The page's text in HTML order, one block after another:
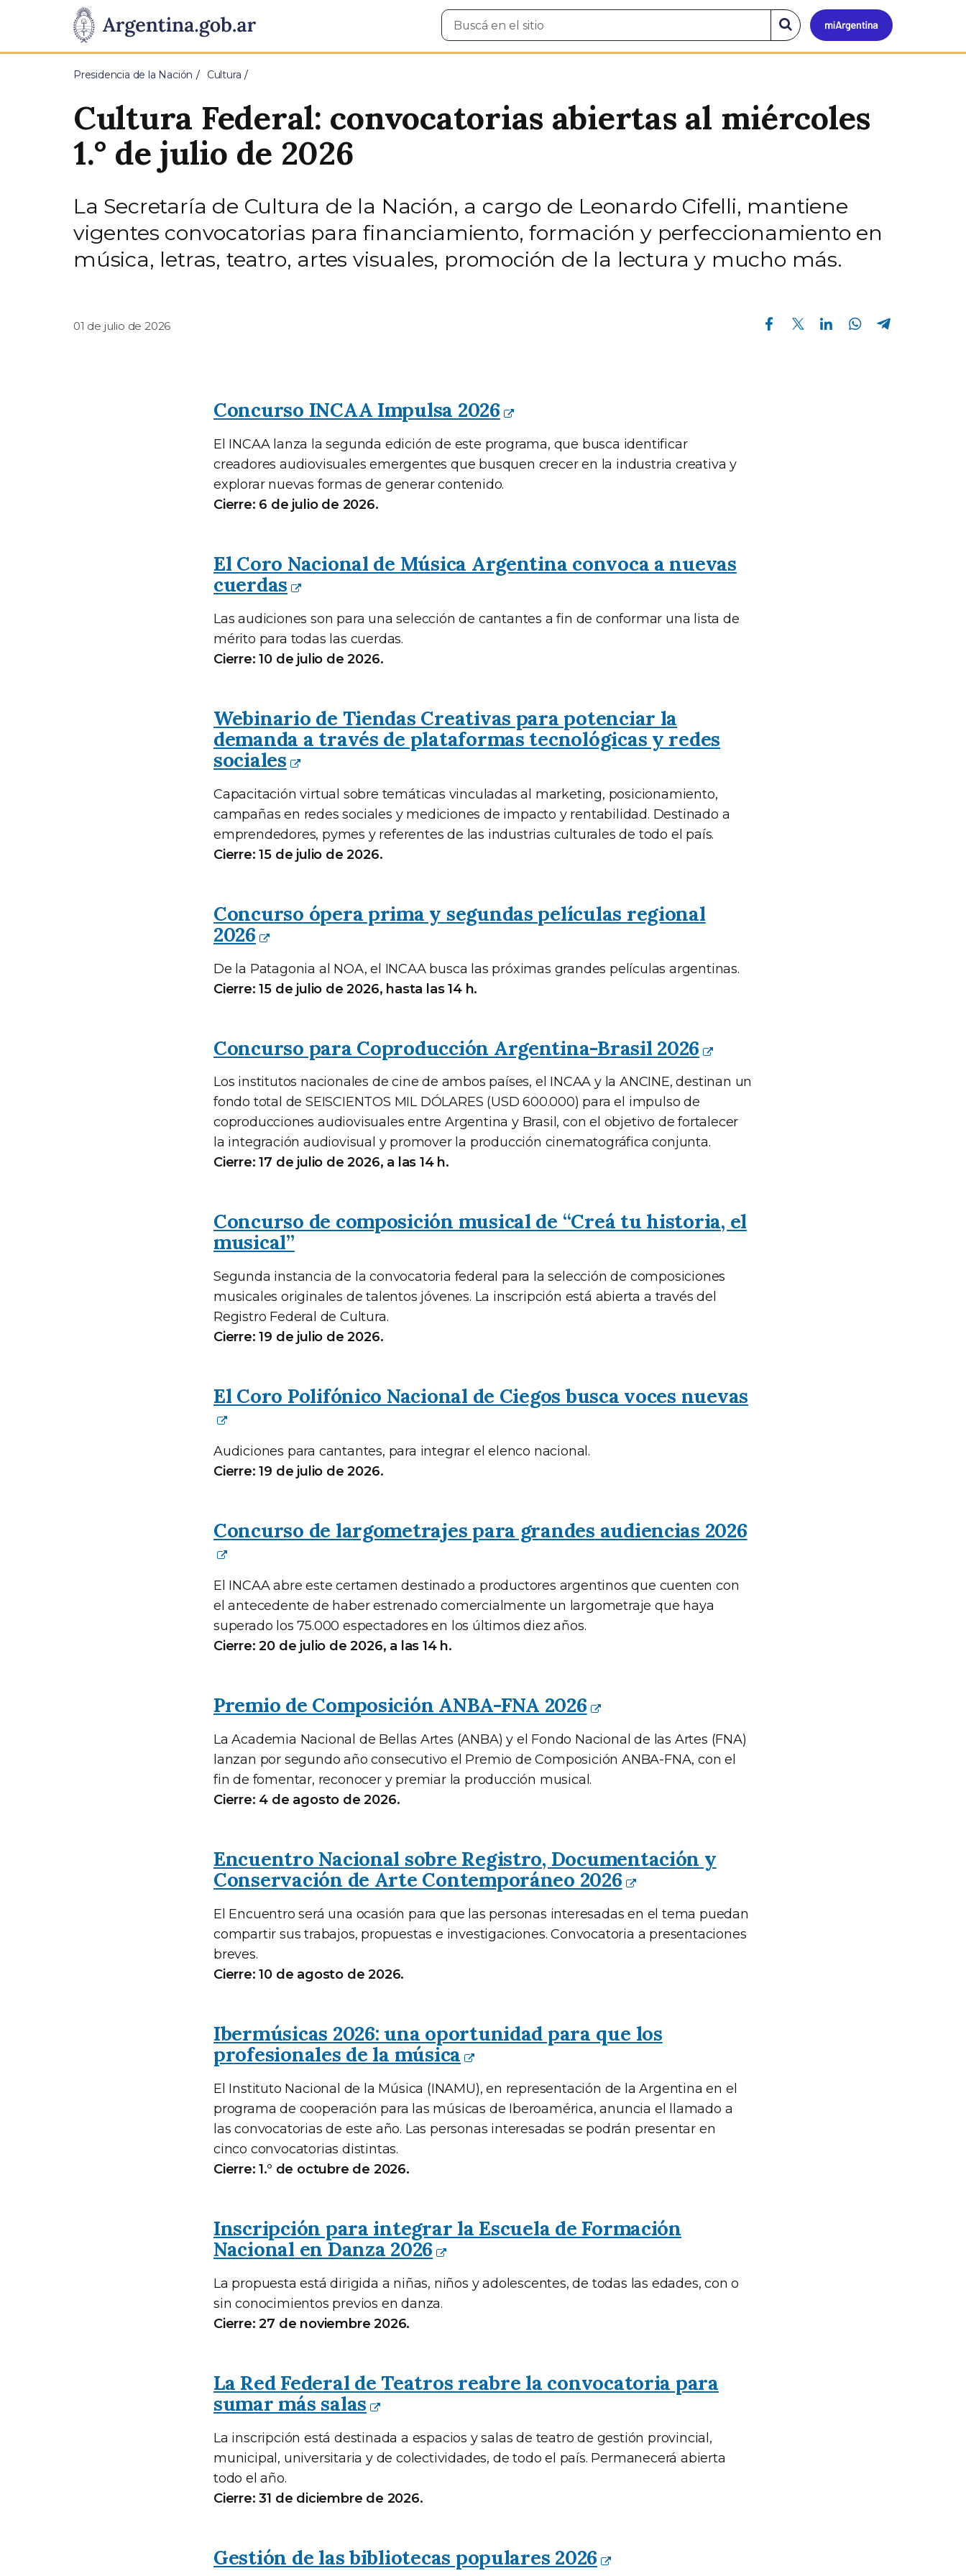
Presidencia
de
Pasar al contenido principal
Mi
Buscar
en
Buscar
en
el
Presidencia de la Nación Cultura
Cultura Federal: convocatorias abiertas al miércoles
1.° de julio de 2026
La Secretaría de Cultura de la Nación, a cargo de Leonardo Cifelli, mantiene
vigentes convocatorias para financiamiento, formación y perfeccionamiento en
música, letras, teatro, artes visuales, promoción de la lectura y mucho más.
01 de julio de 2026
Compartir en Facebook Compartir en Twitter Compartir en Linkedin Compartir en Whatsapp
Concurso INCAA Impulsa 2026
El INCAA lanza la segunda edición de este programa, que busca identificar
creadores audiovisuales emergentes que busquen crecer en la industria creativa y
explorar nuevas formas de generar contenido.
Cierre: 6 de julio de 2026.
El Coro Nacional de Música Argentina convoca a nuevas
cuerdas
Las audiciones son para una selección de cantantes a fin de conformar una lista de
mérito para todas las cuerdas.
Cierre: 10 de julio de 2026.
Webinario de Tiendas Creativas para potenciar la
demanda a través de plataformas tecnológicas y redes
sociales
Capacitación virtual sobre temáticas vinculadas al marketing, posicionamiento,
campañas en redes sociales y mediciones de impacto y rentabilidad. Destinado a
emprendedores, pymes y referentes de las industrias culturales de todo el país.
Cierre: 15 de julio de 2026.
Concurso ópera prima y segundas películas regional
2026
De la Patagonia al NOA, el INCAA busca las próximas grandes películas argentinas.
Cierre: 15 de julio de 2026, hasta las 14 h.
Concurso para Coproducción Argentina-Brasil 2026
Los institutos nacionales de cine de ambos países, el INCAA y la ANCINE, destinan un
fondo total de SEISCIENTOS MIL DÓLARES (USD 600.000) para el impulso de
coproducciones audiovisuales entre Argentina y Brasil, con el objetivo de fortalecer
la integración audiovisual y promover la producción cinematográfica conjunta.
Cierre: 17 de julio de 2026, a las 14 h.
Concurso de composición musical de “Creá tu historia, el
musical”
Segunda instancia de la convocatoria federal para la selección de composiciones
musicales originales de talentos jóvenes. La inscripción está abierta a través del
Registro Federal de Cultura.
Cierre: 19 de julio de 2026.
El Coro Polifónico Nacional de Ciegos busca voces nuevas
Audiciones para cantantes, para integrar el elenco nacional.
Cierre: 19 de julio de 2026.
Concurso de largometrajes para grandes audiencias 2026
El INCAA abre este certamen destinado a productores argentinos que cuenten con
el antecedente de haber estrenado comercialmente un largometraje que haya
superado los 75.000 espectadores en los últimos diez años.
Cierre: 20 de julio de 2026, a las 14 h.
Premio de Composición ANBA-FNA 2026
La Academia Nacional de Bellas Artes (ANBA) y el Fondo Nacional de las Artes (FNA)
lanzan por segundo año consecutivo el Premio de Composición ANBA-FNA, con el
fin de fomentar, reconocer y premiar la producción musical.
Cierre: 4 de agosto de 2026.
Encuentro Nacional sobre Registro, Documentación y
Conservación de Arte Contemporáneo 2026
El Encuentro será una ocasión para que las personas interesadas en el tema puedan
compartir sus trabajos, propuestas e investigaciones. Convocatoria a presentaciones
breves.
Cierre: 10 de agosto de 2026.
Ibermúsicas 2026: una oportunidad para que los
profesionales de la música
El Instituto Nacional de la Música (INAMU), en representación de la Argentina en el
programa de cooperación para las músicas de Iberoamérica, anuncia el llamado a
las convocatorias de este año. Las personas interesadas se podrán presentar en
cinco convocatorias distintas.
Cierre: 1.° de octubre de 2026.
Inscripción para integrar la Escuela de Formación
Nacional en Danza 2026
La propuesta está dirigida a niñas, niños y adolescentes, de todas las edades, con o
sin conocimientos previos en danza.
Cierre: 27 de noviembre 2026.
La Red Federal de Teatros reabre la convocatoria para
sumar más salas
La inscripción está destinada a espacios y salas de teatro de gestión provincial,
municipal, universitaria y de colectividades, de todo el país. Permanecerá abierta
todo el año.
Cierre: 31 de diciembre de 2026.
Gestión de las bibliotecas populares 2026